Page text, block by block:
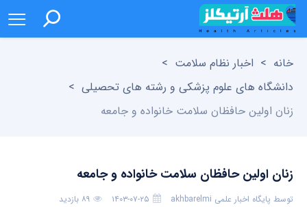
خانه > اخبار نظام سلامت >
دانشگاه های علوم پزشکی و رشته های تحصیلی >
زنان اولین حافظان سلامت خانواده و جامعه
زنان اولین حافظان سلامت خانواده و جامعه
توسط پایگاه اخبار علمی akhbarelmi ۱۴۰۳-۰۷-۲۵
۸۹ بازدید